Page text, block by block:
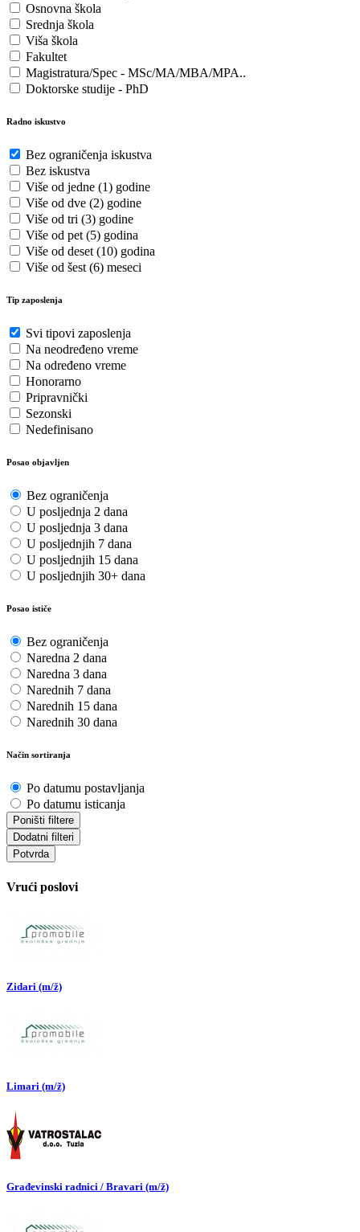
Osnovna škola
Srednja škola
Viša škola
Fakultet
Magistratura/Spec - MSc/MA/MBA/MPA..
Doktorske studije - PhD
Radno iskustvo
Bez ograničenja iskustva
Bez iskustva
Više od jedne (1) godine
Više od dve (2) godine
Više od tri (3) godine
Više od pet (5) godina
Više od deset (10) godina
Više od šest (6) meseci
Tip zaposlenja
Svi tipovi zaposlenja
Na neodređeno vreme
Na određeno vreme
Honorarno
Pripravnički
Sezonski
Nedefinisano
Posao objavljen
Bez ograničenja
U posljednja 2 dana
U posljednja 3 dana
U posljednjih 7 dana
U posljednjih 15 dana
U posljednjih 30+ dana
Posao ističe
Bez ograničenja
Naredna 2 dana
Naredna 3 dana
Narednih 7 dana
Narednih 15 dana
Narednih 30 dana
Način sortiranja
Po datumu postavljanja
Po datumu isticanja
Poništi filtere
Dodatni filteri
Potvrda
Vrući poslovi
Zidari (m/ž)
Limari (m/ž)
Građevinski radnici / Bravari (m/ž)